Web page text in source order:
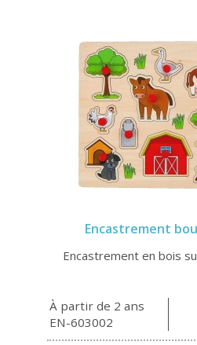
Encastrement
Encastrement en bois
À partir de 2 ans
EN-603002